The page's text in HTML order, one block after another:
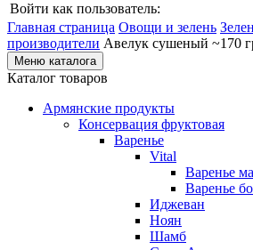
Войти как пользователь:
Главная страница Овощи и зелень
производители Авелук сушеный ~170
Меню каталога
Каталог товаров
Армянские продукты
Консервация фруктовая
Варенье
Vital
Варенье
Варенье
Иджеван
Ноян
Шамб